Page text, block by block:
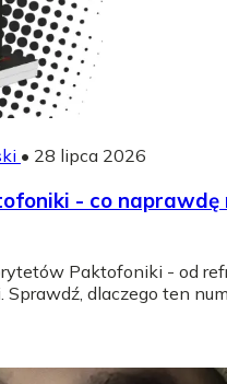
• 28 lipca 2026
- co naprawdę
Paktofoniki - od
Sprawdź, dlaczego ten